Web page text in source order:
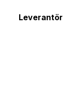
Leverantör